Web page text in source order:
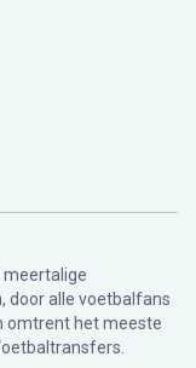
meertalige
door alle voetbalfans
omtrent het meeste